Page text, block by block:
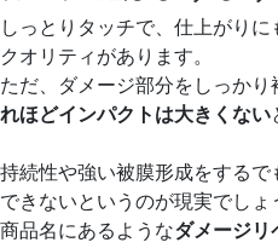
しっとりタッチで、仕上がり
クオリティがあります。
ただ、ダメージ部分をしっかり
れほどインパクトは大きくない
持続性や強い被膜形成をする
できないというのが現実でしょ
商品名にあるようなダメージリ